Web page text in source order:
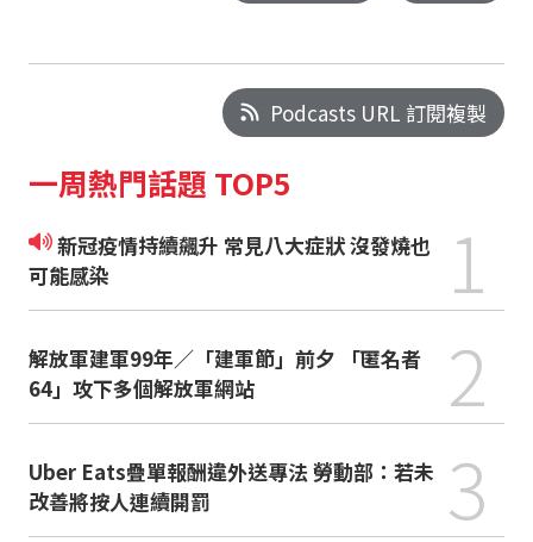
Podcasts URL 訂閱複製
一周熱門話題 TOP5
新冠疫情持續飆升 常見八大症狀 沒發燒也
可能感染
1
解放軍建軍99年／「建軍節」前夕 「匿名者
64」攻下多個解放軍網站
2
Uber Eats疊單報酬違外送專法 勞動部：若未
改善將按人連續開罰
3